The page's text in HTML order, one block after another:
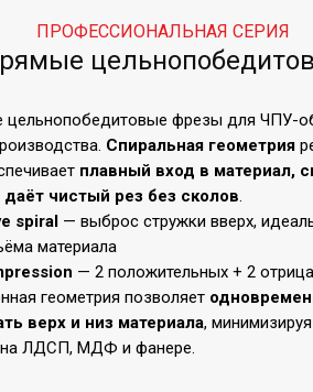
ПРОФЕССИОНАЛЬНАЯ СЕРИЯ
цельнопобедитовые фрезы для ЧПУ-
Спиральная геометрия
плавный вход в материал,
чистый рез без сколов.
spiral — выброс стружки вверх,
материала
— 2 положительных + 2
геометрия позволяет
верх и низ материала,
на ЛДСП, МДФ и фанере.